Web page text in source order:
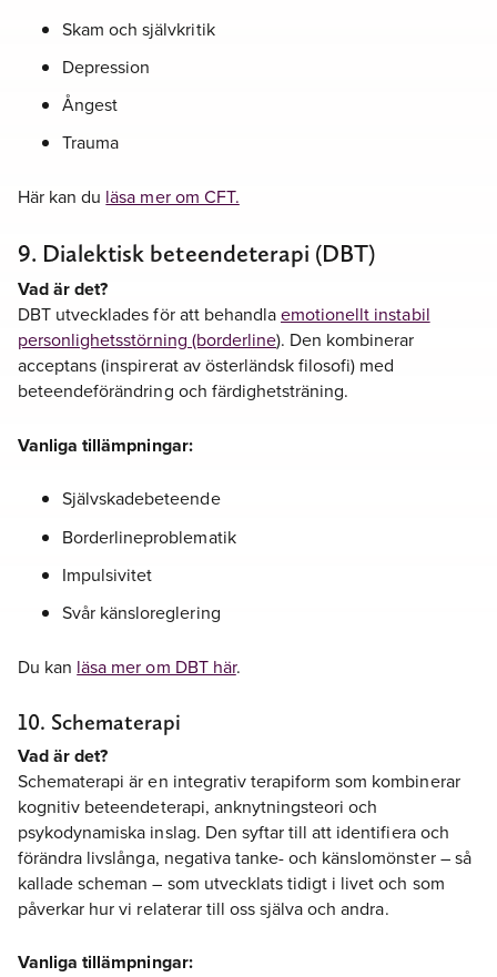
Skam och självkritik
Depression
Ångest
Trauma
Här kan du läsa mer om CFT.
9. Dialektisk beteendeterapi (DBT)
Vad är det?
DBT utvecklades för att behandlaemotionellt instabil
personlighetsstörning (borderline). Den kombinerar
acceptans (inspirerat av österländsk filosofi) med
beteendeförändring och färdighetsträning.
Vanliga tillämpningar:
Självskadebeteende
Borderlineproblematik
Impulsivitet
Svår känsloreglering
Du kan läsa mer om DBT här.
10. Schematerapi
Vad är det?
Schematerapi är en integrativ terapiform som kombinerar
kognitiv beteendeterapi, anknytningsteori och
psykodynamiska inslag. Den syftar till att identifiera och
förändra livslånga, negativa tanke- och känslomönster – så
kallade scheman – som utvecklats tidigt i livet och som
påverkar hur vi relaterar till oss själva och andra.
Vanliga tillämpningar: